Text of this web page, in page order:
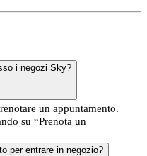
i negozi Sky?
un appuntamento.
su “Prenota un
per entrare in negozio?